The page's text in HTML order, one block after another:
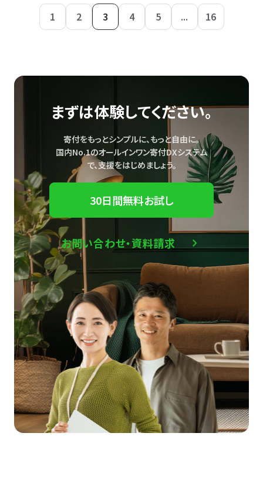
1 2 3 4 5 ... 16
まずは体験してください。
寄付をもっとシンプルに、もっと自由に。
国内No.1のオールインワン寄付DXシステム
で、支援をはじめましょう。
30日間無料お試し
お問い合わせ・資料請求